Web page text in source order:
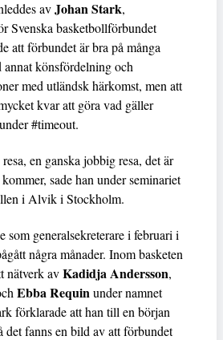
avJohan Stark,
Svenska basketbollförbundet
att förbundet är bra på många
annat könsfördelning och
med utländsk härkomst, men att
kvar att göra vad gäller
#timeout.
en ganska jobbig resa, det är
sade han under seminariet
i Alvik i Stockholm.
som generalsekreterare i februari i
några månader. Inom basketen
nätverk avKadidja Andersson,
Ebba Requinunder namnet
förklarade att han till en början
det fanns en bild av att förbundet